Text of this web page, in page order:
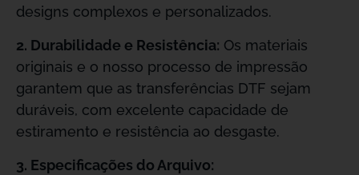
designs complexos e personalizados.
2. Durabilidade e Resistência: Os materiais
originais e o nosso processo de impressão
garantem que as transferências DTF sejam
duráveis, com excelente capacidade de
estiramento e resistência ao desgaste.
3. Especificações do Arquivo: